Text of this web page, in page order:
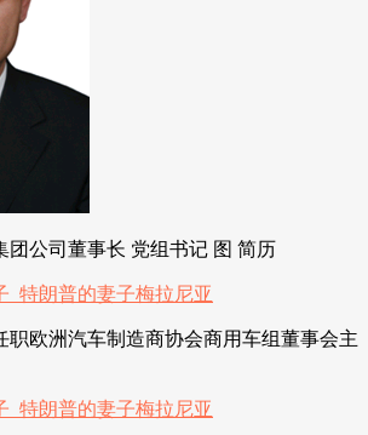
团公司董事长 党组书记 图 简历
职欧洲汽车制造商协会商用车组董事会主